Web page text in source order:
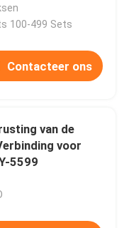
100-499 Sets
Contacteer ons
van de
voor
5599